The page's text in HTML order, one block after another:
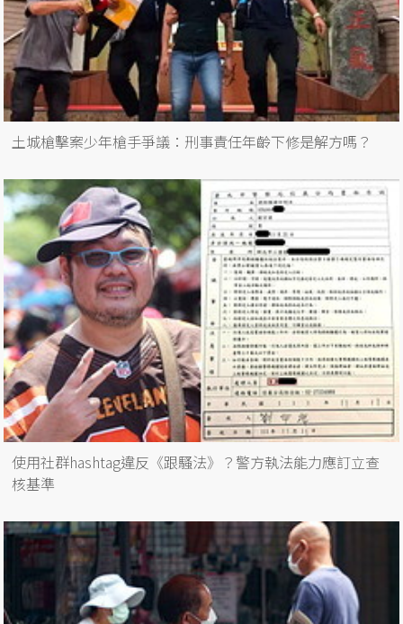
土城槍擊案少年槍手爭議：刑事責任年齡下修是解方嗎？
使用社群hashtag違反《跟騷法》？警方執法能力應訂立查
核基準